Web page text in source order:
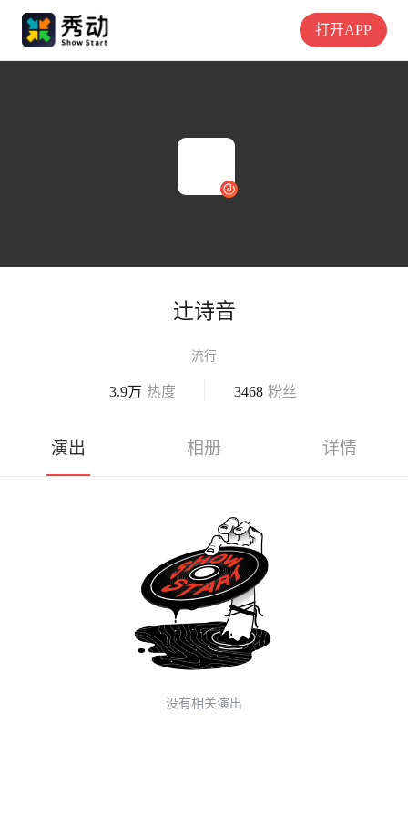
打开APP
辻诗音
流行
3.9万 热度 3468 粉丝
演出 相册 详情
没有相关演出